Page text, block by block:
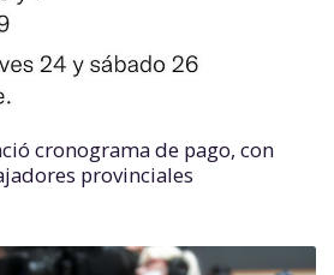
cronograma de pago, con
provinciales